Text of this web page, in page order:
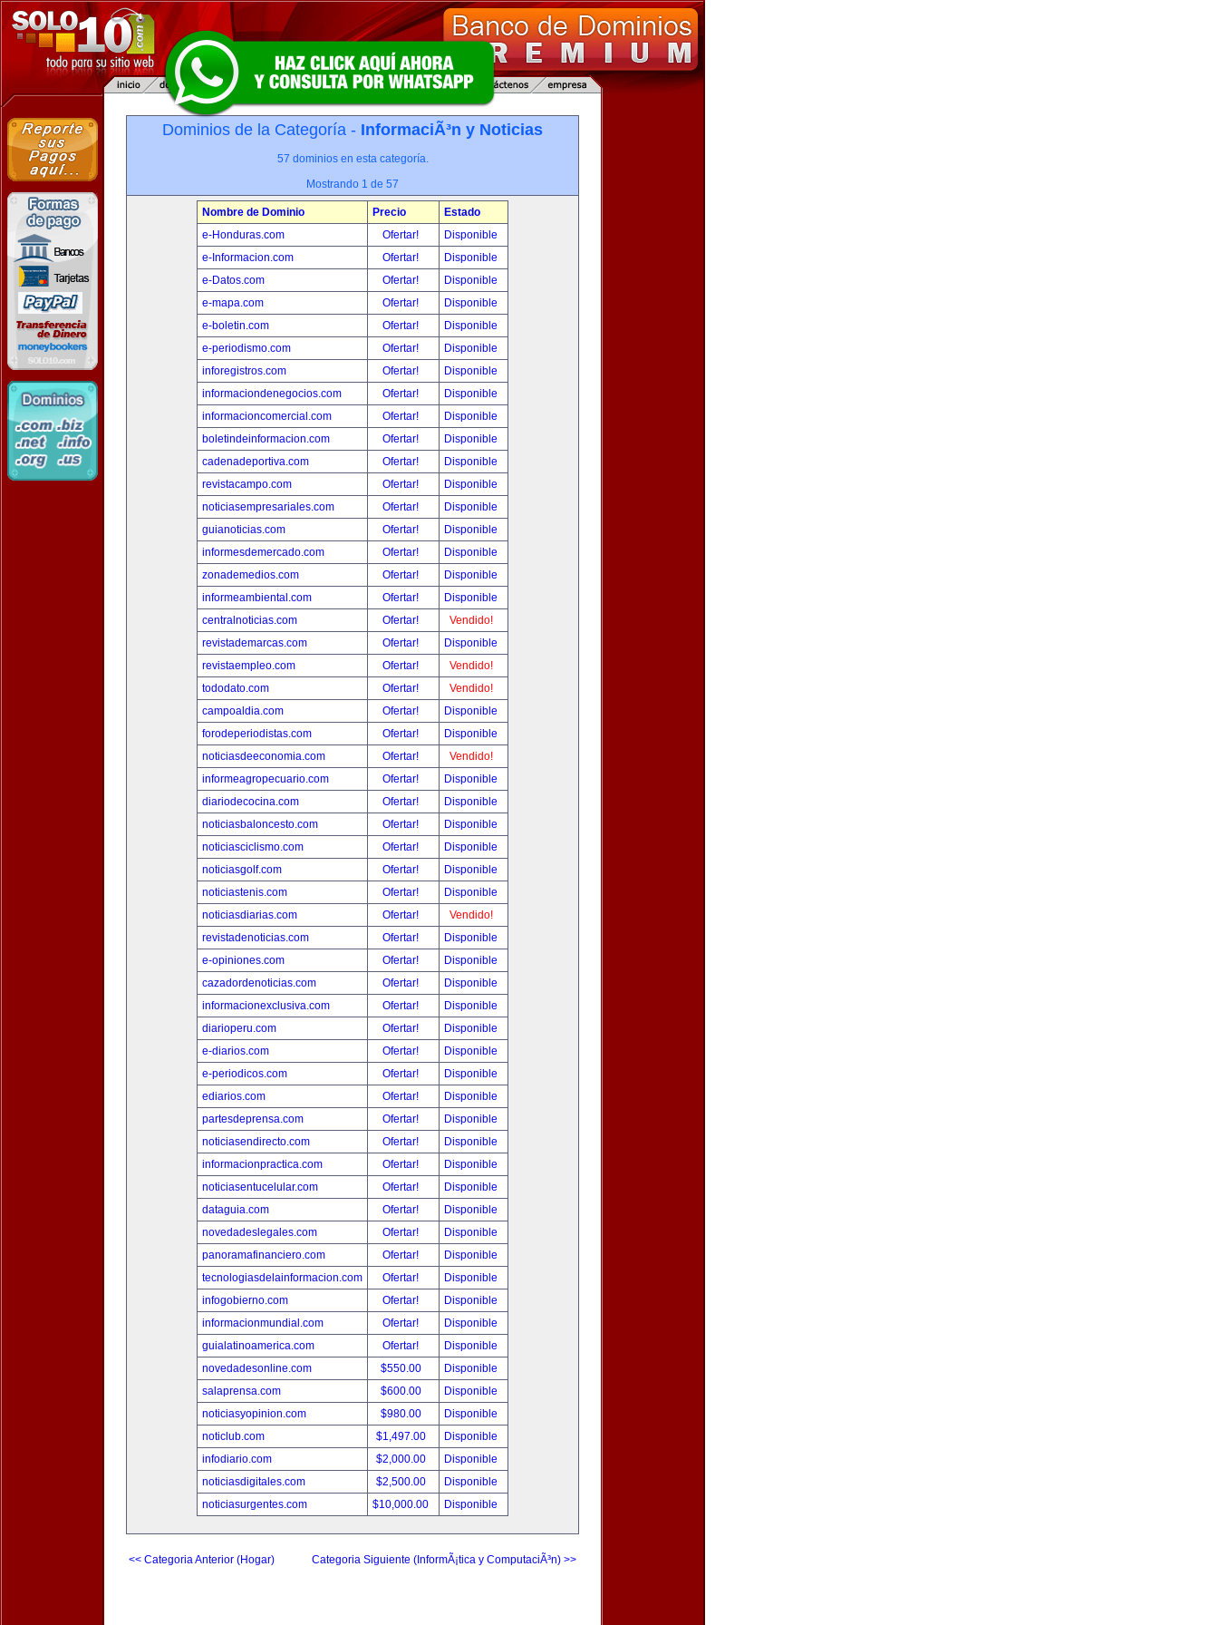
Dominios de la Categoría - InformaciÃ³n y Noticias
57 dominios en esta categoría.
Mostrando 1 de 57
Nombre de Dominio Precio
Estado
e-Honduras.com
Ofertar!
Disponible
e-Informacion.com
Ofertar!
Disponible
e-Datos.com
Ofertar!
Disponible
e-mapa.com
Ofertar!
Disponible
e-boletin.com
Ofertar!
Disponible
e-periodismo.com
Ofertar!
Disponible
inforegistros.com
Ofertar!
Disponible
informaciondenegocios.com
Ofertar!
Disponible
informacioncomercial.com
Ofertar!
Disponible
boletindeinformacion.com
Ofertar!
Disponible
cadenadeportiva.com
Ofertar!
Disponible
revistacampo.com
Ofertar!
Disponible
noticiasempresariales.com
Ofertar!
Disponible
guianoticias.com
Ofertar!
Disponible
informesdemercado.com
Ofertar!
Disponible
zonademedios.com
Ofertar!
Disponible
informeambiental.com
Ofertar!
Disponible
centralnoticias.com
Ofertar!
Vendido!
revistademarcas.com
Ofertar!
Disponible
revistaempleo.com
Ofertar!
Vendido!
tododato.com
Ofertar!
Vendido!
campoaldia.com
Ofertar!
Disponible
forodeperiodistas.com
Ofertar!
Disponible
noticiasdeeconomia.com
Ofertar!
Vendido!
informeagropecuario.com
Ofertar!
Disponible
diariodecocina.com
Ofertar!
Disponible
noticiasbaloncesto.com
Ofertar!
Disponible
noticiasciclismo.com
Ofertar!
Disponible
noticiasgolf.com
Ofertar!
Disponible
noticiastenis.com
Ofertar!
Disponible
noticiasdiarias.com
Ofertar!
Vendido!
revistadenoticias.com
Ofertar!
Disponible
e-opiniones.com
Ofertar!
Disponible
cazadordenoticias.com
Ofertar!
Disponible
informacionexclusiva.com
Ofertar!
Disponible
diarioperu.com
Ofertar!
Disponible
e-diarios.com
Ofertar!
Disponible
e-periodicos.com
Ofertar!
Disponible
ediarios.com
Ofertar!
Disponible
partesdeprensa.com
Ofertar!
Disponible
noticiasendirecto.com
Ofertar!
Disponible
informacionpractica.com
Ofertar!
Disponible
noticiasentucelular.com
Ofertar!
Disponible
dataguia.com
Ofertar!
Disponible
novedadeslegales.com
Ofertar!
Disponible
panoramafinanciero.com
Ofertar!
Disponible
tecnologiasdelainformacion.com
Ofertar!
Disponible
infogobierno.com
Ofertar!
Disponible
informacionmundial.com
Ofertar!
Disponible
guialatinoamerica.com
Ofertar!
Disponible
novedadesonline.com
$550.00
Disponible
salaprensa.com
$600.00
Disponible
noticiasyopinion.com
$980.00
Disponible
noticlub.com
$1,497.00
Disponible
infodiario.com
$2,000.00
Disponible
noticiasdigitales.com
$2,500.00
Disponible
noticiasurgentes.com
$10,000.00 Disponible
<< Categoria Anterior (Hogar) Categoria Siguiente (InformÃ¡tica y ComputaciÃ³n) >>